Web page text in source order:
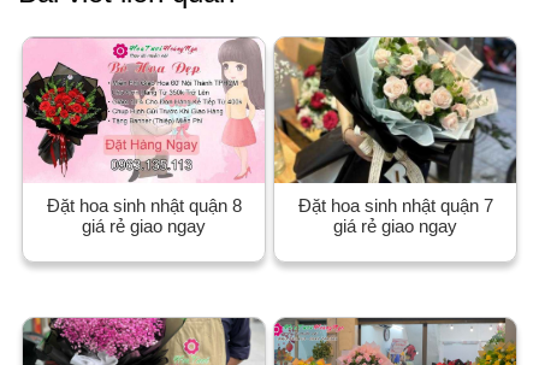
Đặt hoa sinh nhật quận 8
giá rẻ giao ngay
Đặt hoa sinh nhật quận 7
giá rẻ giao ngay